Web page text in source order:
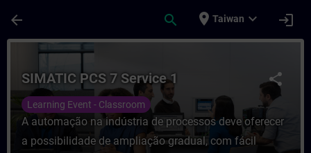
arrow_back search place Taiwan expand_more login
課程 - SIMATIC PCS 7 Service 1 - 培訓 -
share
SIMATIC PCS 7 Service 1
Learning Event - Classroom
A automação na indústria de processos deve oferecer
a possibilidade de ampliação gradual, com fácil